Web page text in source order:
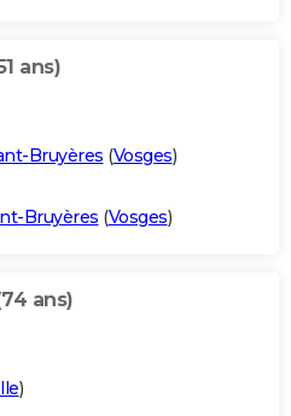
ans)
Bruyères (Vosges)
Bruyères (Vosges)
ans)
)